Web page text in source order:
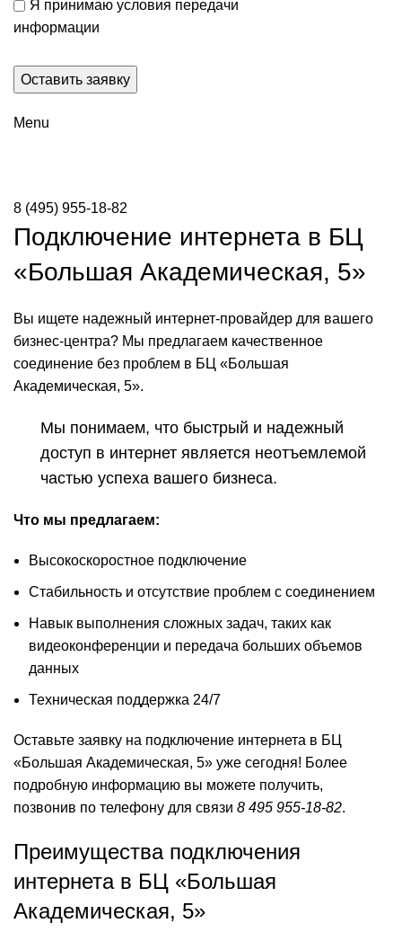
Я принимаю условия передачи
информации
Menu
8 (495) 955-18-82
Подключение интернета в БЦ
«Большая Академическая, 5»
Вы ищете надежный интернет-провайдер для вашего
бизнес-центра? Мы предлагаем качественное
соединение без проблем в БЦ «Большая
Академическая, 5».
Мы понимаем, что быстрый и надежный
доступ в интернет является неотъемлемой
частью успеха вашего бизнеса.
Что мы предлагаем:
Высокоскоростное подключение
Стабильность и отсутствие проблем с соединением
Навык выполнения сложных задач, таких как
видеоконференции и передача больших объемов
данных
Техническая поддержка 24/7
Оставьте заявку на подключение интернета в БЦ
«Большая Академическая, 5» уже сегодня! Более
подробную информацию вы можете получить,
позвонив по телефону для связи 8 495 955-18-82.
Преимущества подключения
интернета в БЦ «Большая
Академическая, 5»